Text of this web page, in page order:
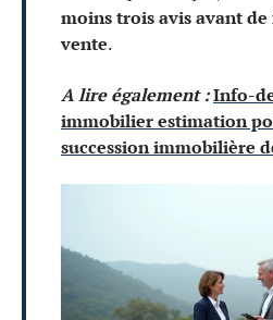
moins trois avis avant
vente.
A lire également :Info-
immobilier estimation
succession immobilière